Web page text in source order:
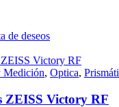
de deseos
Medición, Optica,
ZEISS Victory RF